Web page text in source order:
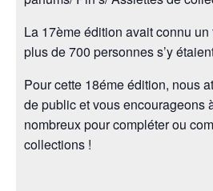
La 17ème édition avait connu
plus de 700 personnes s’y
Pour cette 18éme édition, nous
de public et vous encourageons
nombreux pour compléter ou
collections !